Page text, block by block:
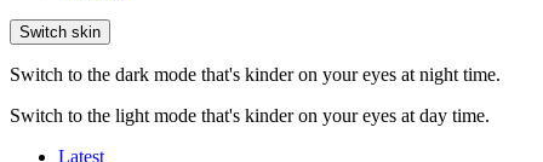
Switch skin
Switch to the dark mode that's kinder on your eyes at night time.
Switch to the light mode that's kinder on your eyes at day time.
Latest